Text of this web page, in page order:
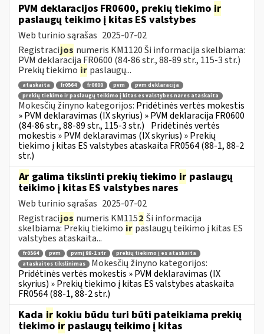
PVM deklaracijos FR0600, prekių tiekimo ir
paslaugų teikimo į kitas ES valstybes
Web turinio sąrašas 2025-07-02
Registracijos numeris KM1120 Ši informacija skelbiama:
PVM deklaracija FR0600 (84-86 str., 88-89 str., 115-3 str.)
Prekių tiekimo ir paslaugų...
ataskaita fr0564 fr0600 pvm
pvm deklaracija
prekių tiekimo ir paslaugų teikimo į kitas es valstybes nares ataskaita
Mokesčių žinyno kategorijos: Pridėtinės vertės mokestis
» PVM deklaravimas (IX skyrius) » PVM deklaracija FR0600
(84-86 str., 88-89 str., 115-3 str.) Pridėtinės vertės
mokestis » PVM deklaravimas (IX skyrius) » Prekių
tiekimo į kitas ES valstybes ataskaita FR0564 (88-1, 88-2
str.)
Ar galima tikslinti prekių tiekimo ir paslaugų
teikimo į kitas ES valstybes nares
Web turinio sąrašas 2025-07-02
Registracijos numeris KM1152 Ši informacija
skelbiama: Prekių tiekimo ir paslaugų teikimo į kitas ES
valstybes ataskaita...
fr0564 pvm pvmį 88-1 str
prekių tiekimo į es ataskaita
ataskaitos tikslinimas
Mokesčių žinyno kategorijos:
Pridėtinės vertės mokestis » PVM deklaravimas (IX
skyrius) » Prekių tiekimo į kitas ES valstybes ataskaita
FR0564 (88-1, 88-2 str.)
Kada ir kokiu būdu turi būti pateikiama prekių
tiekimo ir paslaugų teikimo į kitas